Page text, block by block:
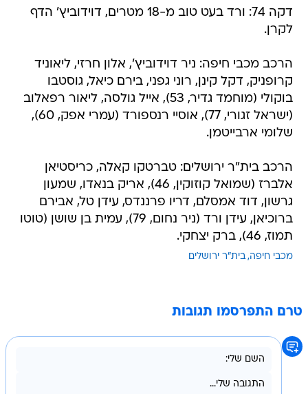
דקה 74: ורד בעט טוב מ-18 מטרים, דוידוביץ' הדף
לקרן.
הרכב מכבי חיפה: ניר דוידוביץ', אלון חרזי, ליאוניד
קרופניק, דקל קינן, רוני גפני, בירם כיאל, גוסטבו
בוקולי (מוחמד גדיר, 53), אייל גולסה, ליאור רפאלוב
(ישראל זגורי, 77), אוסיי רנספורד (עמרי אפק, 60),
שלומי ארבייטמן.
הרכב בית"ר ירושלים: טברטקו קאלה, כריסטיאן
אלברז (שמואל קוזוקין, 46), אריק בנאדו, שמעון
גרשון, דוד אמסלם, דריו פרננדס, עידן טל, אבירם
ברוכיאן, עידן ורד (ניר נחום, 79), עמית בן שושן (טוטו
תמוז, 46), ברק יצחקי.
מכבי חיפה בית"ר ירושלים
טרם התפרסמו תגובות